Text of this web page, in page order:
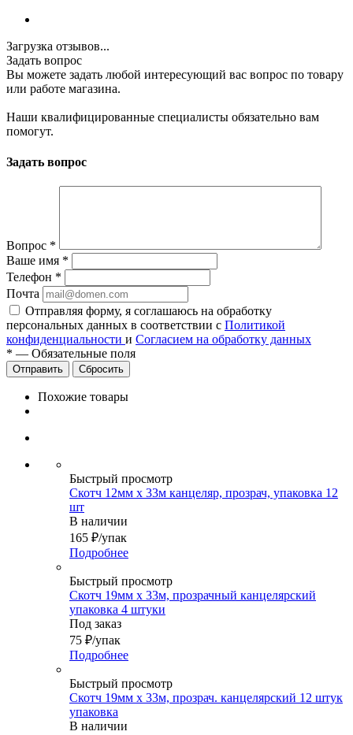
Загрузка отзывов...
Задать вопрос
Вы можете задать любой интересующий вас вопрос по товару
или работе магазина.
Наши квалифицированные специалисты обязательно вам
помогут.
Задать вопрос
Вопрос *
Ваше имя *
Телефон *
Почта
Отправляя форму, я соглашаюсь на обработку
персональных данных в соответствии с Политикой
конфиденциальности и Согласием на обработку данных
* — Обязательные поля
Сбросить
Похожие товары
Быстрый просмотр
Скотч 12мм х 33м канцеляр, прозрач, упаковка 12
шт
В наличии
165 ₽/упак
Подробнее
Быстрый просмотр
Скотч 19мм х 33м, прозрачный канцелярский
упаковка 4 штуки
Под заказ
75 ₽/упак
Подробнее
Быстрый просмотр
Скотч 19мм х 33м, прозрач. канцелярский 12 штук
упаковка
В наличии